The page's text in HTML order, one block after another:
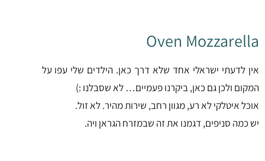
Oven Mozzarella
אין לדעתי ישראלי אחד שלא דרך כאן. הילדים שלי עפו על
המקום ולכן גם כאן, ביקרנו פעמיים… לא שסבלנו :)
אוכל איטלקי לא רע, מגוון רחב, שירות מהיר. לא זול.
יש כמה סניפים, דגמנו את זה שבמזרח הגראן ויה.